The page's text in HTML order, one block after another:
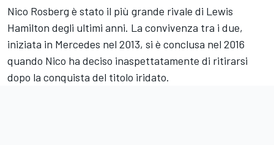
Nico Rosberg è stato il più grande rivale di Lewis
Hamilton degli ultimi anni. La convivenza tra i due,
iniziata in Mercedes nel 2013, si è conclusa nel 2016
quando Nico ha deciso inaspettatamente di ritirarsi
dopo la conquista del titolo iridato.